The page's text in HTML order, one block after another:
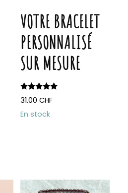
produit
VOTRE BRACELET
PERSONNALISÉ
SUR MESURE
Note
5.00
sur 5
31.00CHF
En stock